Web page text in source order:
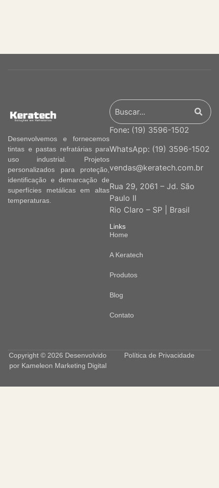
Desenvolvemos e fornecemos
tintas e pastas refratárias para
uso industrial. Projetos
personalizados para proteção,
identificação e demarcação de
superfícies metálicas em altas
temperaturas.
Fone: (19) 3596-1502
WhatsApp: (19) 3596-1502
vendas@keratech.com.br
Rua 29, 2061 – Jd. São
Paulo II
Rio Claro – SP | Brasil
Links
Home
A Keratech
Produtos
Blog
Contato
Copyright © 2026 Desenvolvido
por Kameleon Marketing Digital
Política de Privacidade